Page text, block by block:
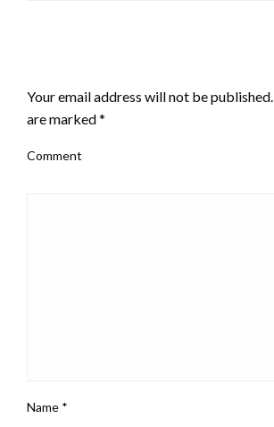
Your email address will not be published.
are marked*
Comment
Name *